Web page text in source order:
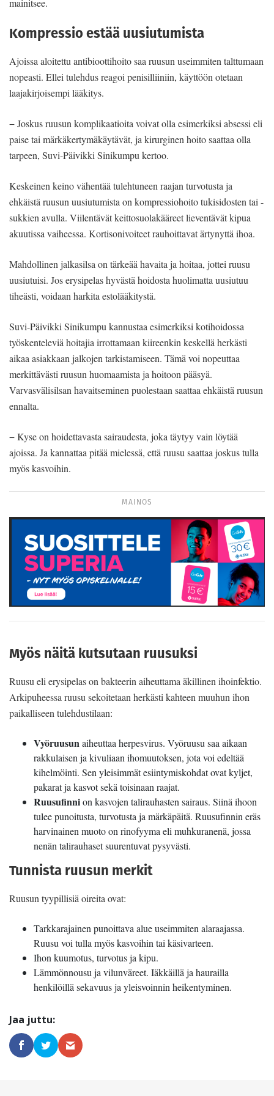
Kompressio estää uusiutumista
Ajoissa aloitettu antibioottihoito saa ruusun useimmiten talttumaan
nopeasti. Ellei tulehdus reagoi penisilliiniin, käyttöön otetaan
laajakirjoisempi lääkitys.
− Joskus ruusun komplikaatioita voivat olla esimerkiksi absessi eli
paise tai märkäkertymäkäytävät, ja kirurginen hoito saattaa olla
tarpeen, Suvi-Päivikki Sinikumpu kertoo.
Keskeinen keino vähentää tulehtuneen raajan turvotusta ja
ehkäistä ruusun uusiutumista on kompressiohoito tukisidosten tai -
sukkien avulla. Viilentävät keittosuolakääreet lieventävät kipua
akuutissa vaiheessa. Kortisonivoiteet rauhoittavat ärtynyttä ihoa.
Mahdollinen jalkasilsa on tärkeää havaita ja hoitaa, jottei ruusu
uusiutuisi. Jos erysipelas hyvästä hoidosta huolimatta uusiutuu
tiheästi, voidaan harkita estolääkitystä.
Suvi-Päivikki Sinikumpu kannustaa esimerkiksi kotihoidossa
työskenteleviä hoitajia irrottamaan kiireenkin keskellä herkästi
aikaa asiakkaan jalkojen tarkistamiseen. Tämä voi nopeuttaa
merkittävästi ruusun huomaamista ja hoitoon pääsyä.
Varvasvälisilsan havaitseminen puolestaan saattaa ehkäistä ruusun
ennalta.
− Kyse on hoidettavasta sairaudesta, joka täytyy vain löytää
ajoissa. Ja kannattaa pitää mielessä, että ruusu saattaa joskus tulla
myös kasvoihin.
MAINOS
Myös näitä kutsutaan ruusuksi
Ruusu eli erysipelas on bakteerin aiheuttama äkillinen ihoinfektio.
Arkipuheessa ruusu sekoitetaan herkästi kahteen muuhun ihon
paikalliseen tulehdustilaan:
Vyöruusunaiheuttaa herpesvirus. Vyöruusu saa aikaan
rakkulaisen ja kivuliaan ihomuutoksen, jota voi edeltää
kihelmöinti. Sen yleisimmät esiintymiskohdat ovat kyljet,
pakarat ja kasvot sekä toisinaan raajat.
Ruusufinnion kasvojen talirauhasten sairaus. Siinä ihoon
tulee punoitusta, turvotusta ja märkäpäitä. Ruusufinnin eräs
harvinainen muoto on rinofyyma eli muhkuranenä, jossa
nenän talirauhaset suurentuvat pysyvästi.
Tunnista ruusun merkit
Ruusun tyypillisiä oireita ovat:
Tarkkarajainen punoittava alue useimmiten alaraajassa.
Ruusu voi tulla myös kasvoihin tai käsivarteen.
Ihon kuumotus, turvotus ja kipu.
Lämmönnousu ja vilunväreet. Iäkkäillä ja haurailla
henkilöillä sekavuus ja yleisvoinnin heikentyminen.